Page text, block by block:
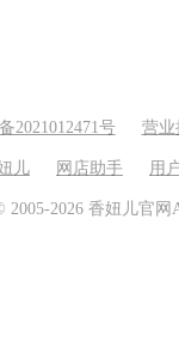
2021012471号 营业
儿 网店助手 用
2005-2026 香妞儿官